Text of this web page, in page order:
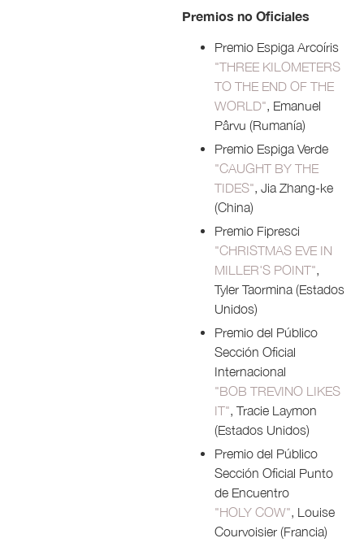
Premios no Oficiales
Premio Espiga Arcoíris
"THREE KILOMETERS
TO THE END OF THE
WORLD", Emanuel
Pârvu (Rumanía)
Premio Espiga Verde
"CAUGHT BY THE
TIDES", Jia Zhang-ke
(China)
Premio Fipresci
"CHRISTMAS EVE IN
MILLER'S POINT",
Tyler Taormina (Estados
Unidos)
Premio del Público
Sección Oficial
Internacional
"BOB TREVINO LIKES
IT", Tracie Laymon
(Estados Unidos)
Premio del Público
Sección Oficial Punto
de Encuentro
"HOLY COW", Louise
Courvoisier (Francia)